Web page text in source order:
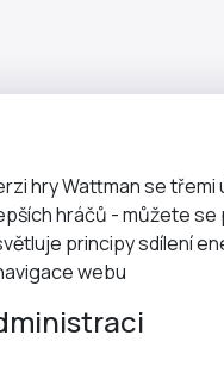
hry Wattman se třemi
hráčů - můžete
principy sdílení
webu